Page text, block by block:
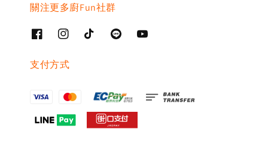
關注更多廚Fun社群
支付方式